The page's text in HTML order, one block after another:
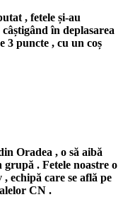
, fetele și-au
în deplasarea
3 puncte , cu un coș
Oradea , o să aibă
. Fetele noastre o
echipă care se află pe
CN .